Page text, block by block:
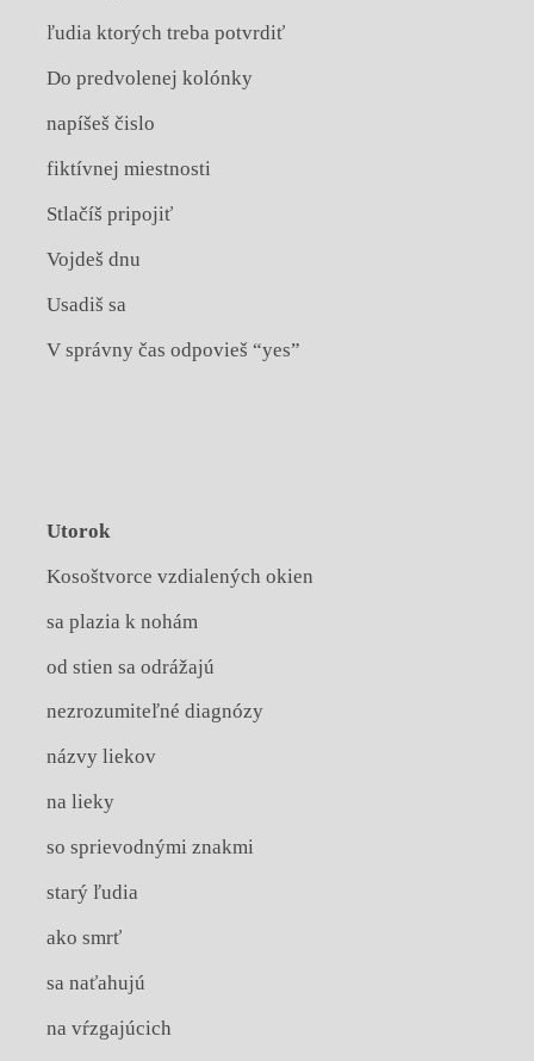
ľudia ktorých treba potvrdiť
Do predvolenej kolónky
napíšeš čislo
fiktívnej miestnosti
Stlačíš pripojiť
Vojdeš dnu
Usadiš sa
V správny čas odpovieš “yes”
Utorok
Kosoštvorce vzdialených okien
sa plazia k nohám
od stien sa odrážajú
nezrozumiteľné diagnózy
názvy liekov
na lieky
so sprievodnými znakmi
starý ľudia
ako smrť
sa naťahujú
na vŕzgajúcich